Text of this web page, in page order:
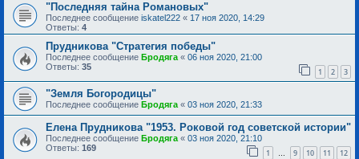
"Последняя тайна Романовых"
Последнее сообщение iskatel222 « 17 ноя 2020, 14:29
Ответы: 4
Прудникова "Стратегия победы"
Последнее сообщение Бродяга« 06 ноя 2020, 21:00
Ответы: 35 1 2 3
"Земля Богородицы"
Последнее сообщение Бродяга « 03 ноя 2020, 21:33
Елена Прудникова "1953. Роковой год советской истории"
Последнее сообщение Бродяга « 03 ноя 2020, 21:10
Ответы: 169 1 … 9 10 11 12